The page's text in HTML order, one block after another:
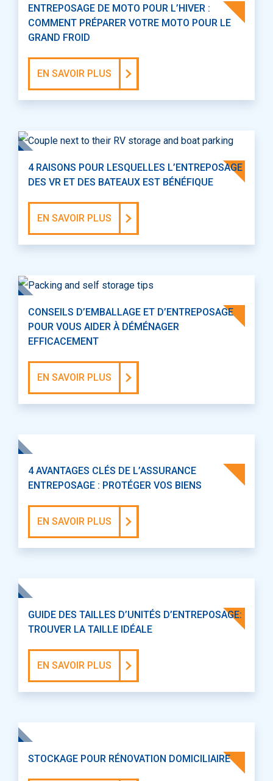
ENTREPOSAGE DE MOTO POUR L’HIVER :
COMMENT PRÉPARER VOTRE MOTO POUR LE
GRAND FROID
EN SAVOIR PLUS
4 RAISONS POUR LESQUELLES L’ENTREPOSAGE
DES VR ET DES BATEAUX EST BÉNÉFIQUE
EN SAVOIR PLUS
CONSEILS D’EMBALLAGE ET D’ENTREPOSAGE
POUR VOUS AIDER À DÉMÉNAGER
EFFICACEMENT
EN SAVOIR PLUS
4 AVANTAGES CLÉS DE L’ASSURANCE
ENTREPOSAGE : PROTÉGER VOS BIENS
EN SAVOIR PLUS
GUIDE DES TAILLES D’UNITÉS D’ENTREPOSAGE:
TROUVER LA TAILLE IDÉALE
EN SAVOIR PLUS
STOCKAGE POUR RÉNOVATION DOMICILIAIRE